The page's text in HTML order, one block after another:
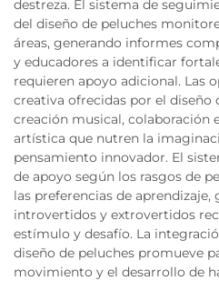
destreza. El sistema de
del diseño de peluches
áreas, generando informes
y educadores a identificar
requieren apoyo adicional. Las
creativa ofrecidas por el diseño
creación musical, colaboración
artística que nutren la
pensamiento innovador. El
de apoyo según los rasgos de
las preferencias de
introvertidos y extrovertidos
estímulo y desafío. La
diseño de peluches promueve
movimiento y el desarrollo de